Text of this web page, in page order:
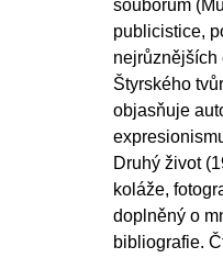
souborům
publicistice,
nejrůznějších
Štyrského
objasňuje
Druhý život
koláže,
doplněný o
bibliografie.